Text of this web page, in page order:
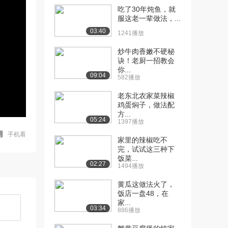
手机看
03:40
吃了30年炖鱼，就
服这老一辈做法，...
1241播放
09:04
炒牛肉香嫩不硬秘
诀！老厨一招教会
你...
582播放
05:24
老东北农家菜辣椒
鸡蛋焖子，做法配
方...
1397播放
02:27
家里的辣椒吃不
完，试试这三种下
饭菜...
1494播放
03:34
黄瓜这做法火了，
饭店一盘48，在
家...
886播放